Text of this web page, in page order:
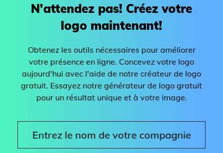
N'attendez pas! Créez votre
logo maintenant!
Obtenez les outils nécessaires pour améliorer
votre présence en ligne. Concevez votre logo
aujourd'hui avec l'aide de notre créateur de logo
gratuit. Essayez notre générateur de logo gratuit
pour un résultat unique et à votre image.